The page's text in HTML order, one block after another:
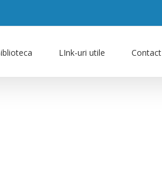
LInk-uri utile Contact